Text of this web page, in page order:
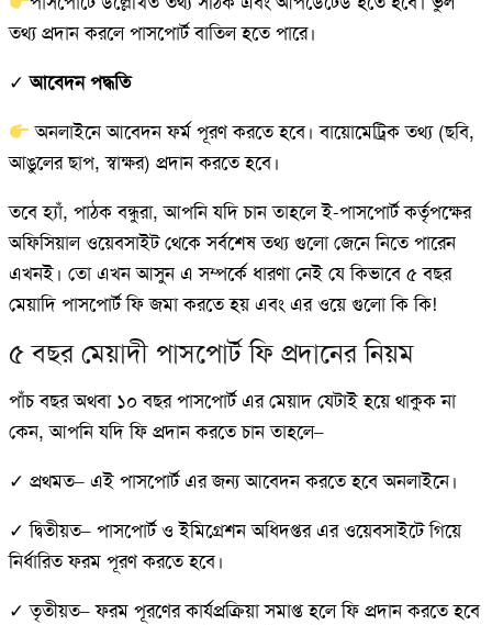
তথ্য প্রদান করলে পাসপোর্ট বাতিল হতে পারে।
✓ আবেদন পদ্ধতি
অনলাইনে আবেদন ফর্ম পূরণ করতে হবে। বায়োমেট্রিক তথ্য (ছবি,
আঙুলের ছাপ, স্বাক্ষর) প্রদান করতে হবে।
তবে হ্যাঁ, পাঠক বন্ধুরা, আপনি যদি চান তাহলে ই-পাসপোর্ট কর্তৃপক্ষের
অফিসিয়াল ওয়েবসাইট থেকে সর্বশেষ তথ্য গুলো জেনে নিতে পারেন
এখনই। তো এখন আসুন এ সম্পর্কে ধারণা নেই যে কিভাবে ৫ বছর
মেয়াদি পাসপোর্ট ফি জমা করতে হয় এবং এর ওয়ে গুলো কি কি!
৫ বছর মেয়াদী পাসপোর্ট ফি প্রদানের নিয়ম
পাঁচ বছর অথবা ১০ বছর পাসপোর্ট এর মেয়াদ যেটাই হয়ে থাকুক না
কেন, আপনি যদি ফি প্রদান করতে চান তাহলে–
✓ প্রথমত– এই পাসপোর্ট এর জন্য আবেদন করতে হবে অনলাইনে।
✓ দ্বিতীয়ত– পাসপোর্ট ও ইমিগ্রেশন অধিদপ্তর এর ওয়েবসাইটে গিয়ে
নির্ধারিত ফরম পূরণ করতে হবে।
✓ তৃতীয়ত– ফরম পূরণের কার্যপ্রক্রিয়া সমাপ্ত হলে ফি প্রদান করতে হবে